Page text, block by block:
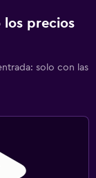
los precios
solo con las